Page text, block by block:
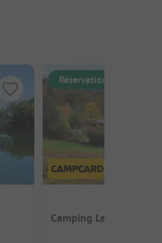
Réservation immédiate
Camping Le Soustran